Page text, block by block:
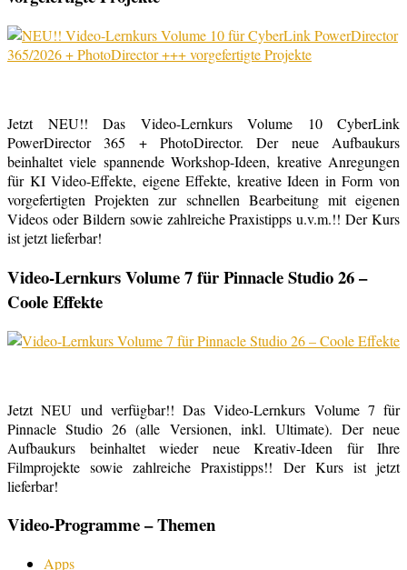
Jetzt NEU!! Das Video-Lernkurs Volume 10 CyberLink
PowerDirector 365 + PhotoDirector. Der neue Aufbaukurs
beinhaltet viele spannende Workshop-Ideen, kreative Anregungen
für KI Video-Effekte, eigene Effekte, kreative Ideen in Form von
vorgefertigten Projekten zur schnellen Bearbeitung mit eigenen
Videos oder Bildern sowie zahlreiche Praxistipps u.v.m.!! Der Kurs
ist jetzt lieferbar!
Video-Lernkurs Volume 7 für Pinnacle Studio 26 –
Coole Effekte
Jetzt NEU und verfügbar!! Das Video-Lernkurs Volume 7 für
Pinnacle Studio 26 (alle Versionen, inkl. Ultimate). Der neue
Aufbaukurs beinhaltet wieder neue Kreativ-Ideen für Ihre
Filmprojekte sowie zahlreiche Praxistipps!! Der Kurs ist jetzt
lieferbar!
Video-Programme – Themen
Apps